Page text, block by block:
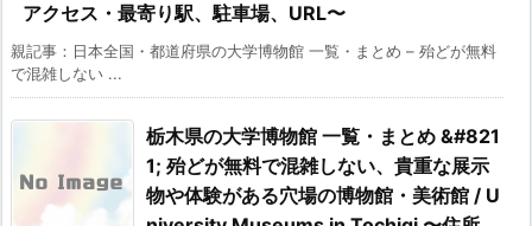
アクセス・最寄り駅、駐車場、URL〜
親記事：日本全国・都道府県の大学博物館 一覧・まとめ – 殆どが無料
で混雑しない ...
栃木県の大学博物館 一覧・まとめ &#821
1; 殆どが無料で混雑しない、貴重な展示
物や体験がある穴場の博物館・美術館 / U